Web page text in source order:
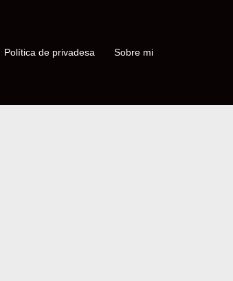
Política de privadesa Sobre mi